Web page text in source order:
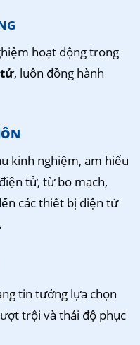
hoạt động trong
, luôn đồng hành
kinh nghiệm, am hiểu
tử, từ bo mạch,
các thiết bị điện tử
tin tưởng lựa chọn
trội và thái độ phục